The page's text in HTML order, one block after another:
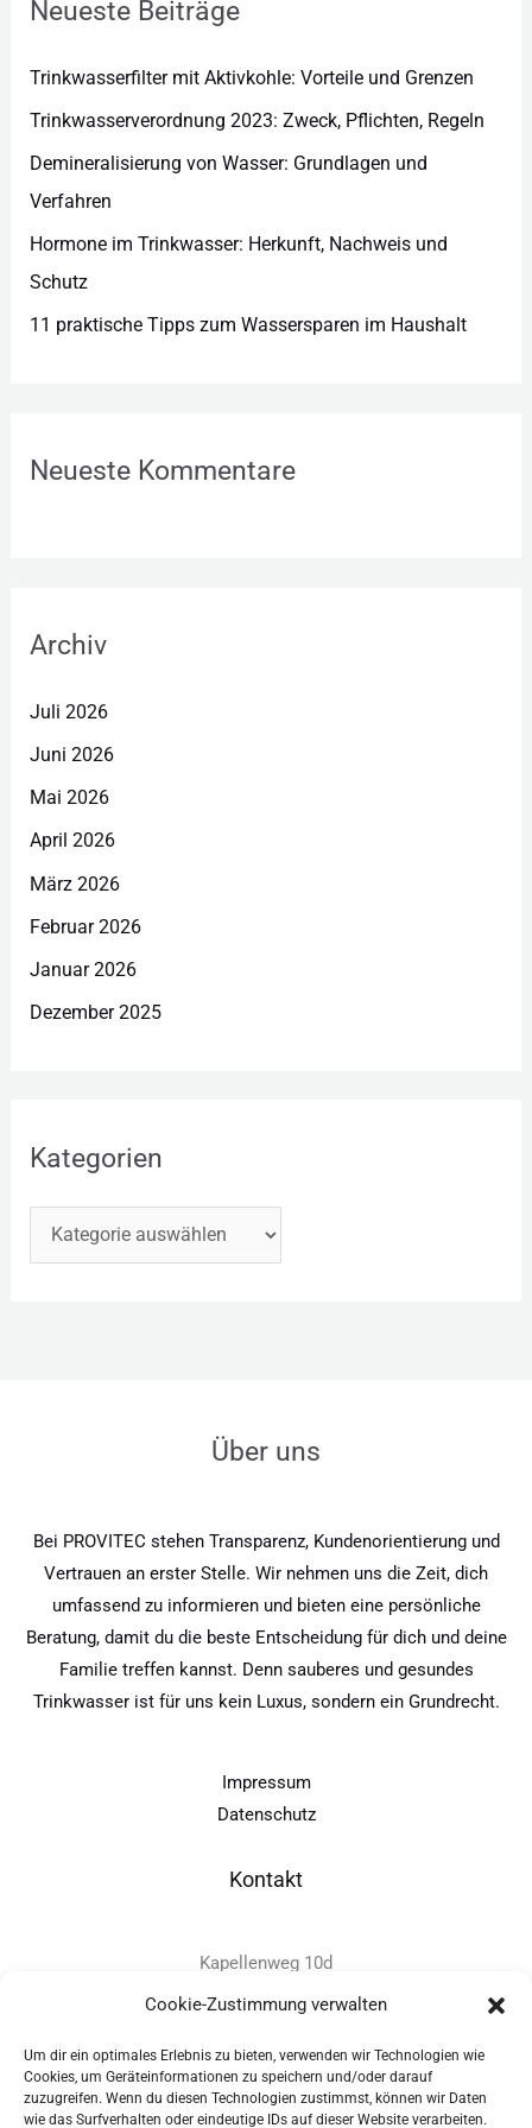
Cookie-Zustimmung verwalten
Um dir ein optimales Erlebnis zu bieten, verwenden wir Technologien wie
Cookies, um Geräteinformationen zu speichern und/oder darauf
zuzugreifen. Wenn du diesen Technologien zustimmst, können wir Daten
wie das Surfverhalten oder eindeutige IDs auf dieser Website verarbeiten.
Neueste Beiträge
Trinkwasserfilter mit Aktivkohle: Vorteile und Grenzen
Trinkwasserverordnung 2023: Zweck, Pflichten, Regeln
Demineralisierung von Wasser: Grundlagen und
Verfahren
Hormone im Trinkwasser: Herkunft, Nachweis und
Schutz
11 praktische Tipps zum Wassersparen im Haushalt
Neueste Kommentare
Archiv
Juli 2026
Juni 2026
Mai 2026
April 2026
März 2026
Februar 2026
Januar 2026
Dezember 2025
Kategorien
e
n
Über uns
Bei PROVITEC stehen Transparenz, Kundenorientierung und
Vertrauen an erster Stelle. Wir nehmen uns die Zeit, dich
umfassend zu informieren und bieten eine persönliche
Beratung, damit du die beste Entscheidung für dich und deine
Familie treffen kannst. Denn sauberes und gesundes
Trinkwasser ist für uns kein Luxus, sondern ein Grundrecht.
Impressum
Datenschutz
Kontakt
Kapellenweg 10d
D-94575 Windorf
+49 - (0)8546 - 97 39 0
info@provitec.de